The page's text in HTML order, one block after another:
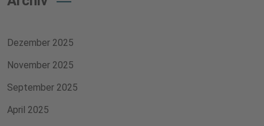
Dezember 2025
November 2025
September 2025
April 2025